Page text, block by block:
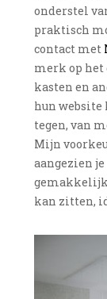
onderstel
praktisch
contact met
merk op het
kasten en
hun
tegen, van
Mijn
aangezien
kan zitten,